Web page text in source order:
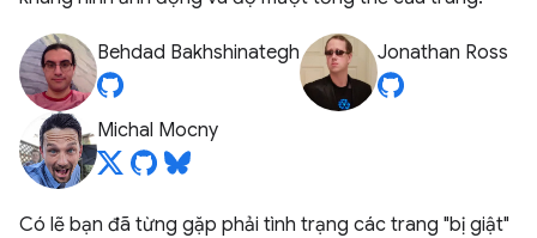
Behdad Bakhshinategh Jonathan Ross
Michal Mocny
Có lẽ bạn đã từng gặp phải tình trạng các trang "bị giật"